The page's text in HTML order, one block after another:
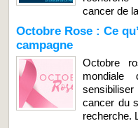
cancer de
Octobre Rose : Ce
campagne
Octobre
mondiale
cancer du
recherche.